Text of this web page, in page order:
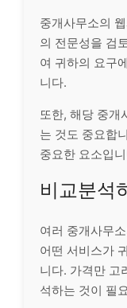
중개사무소의
의 전문성을 검
여 귀하의 요구
니다.
또한, 해당 중개
는 것도 중요합
중요한 요소입
비교분석
여러 중개사무
어떤 서비스가
니다. 가격만 고
석하는 것이 필